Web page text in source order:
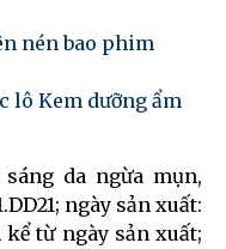
nén bao phim
lô Kem dưỡng ẩm
da ngừa mụn,
ngày sản xuất:
kể từ ngày sản xuất;